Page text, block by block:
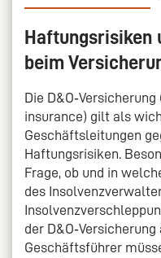
Haftungsrisiken
beim
Die
insurance) gilt als
Geschäftsleitungen
Haftungsrisiken.
Frage, ob und in
des
der
Geschäftsführer